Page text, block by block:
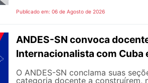
Publicado em: 06 de Agosto de 2026
ANDES-SN convoca
Internacionalista com Cuba
O ANDES-SN conclama suas
categoria docente a construírem,